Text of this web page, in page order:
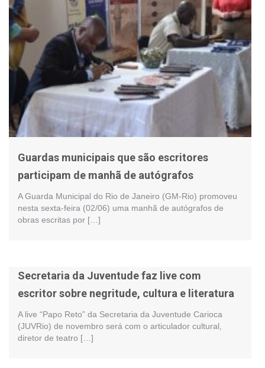
Guardas municipais que são escritores
participam de manhã de autógrafos
A Guarda Municipal do Rio de Janeiro (GM-Rio) promoveu
nesta sexta-feira (02/06) uma manhã de autógrafos de
obras escritas por […]
Secretaria da Juventude faz live com
escritor sobre negritude, cultura e literatura
A live “Papo Reto” da Secretaria da Juventude Carioca
(JUVRio) de novembro será com o articulador cultural,
diretor de teatro […]